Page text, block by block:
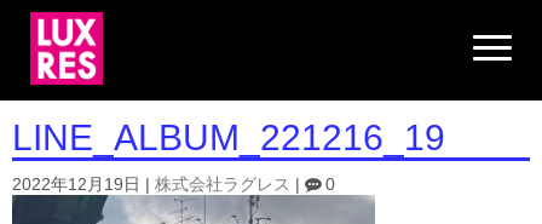
N
a
i
t
LINE_ALBUM_221216_19
2022年12月19日 株式会社ラグレス 0